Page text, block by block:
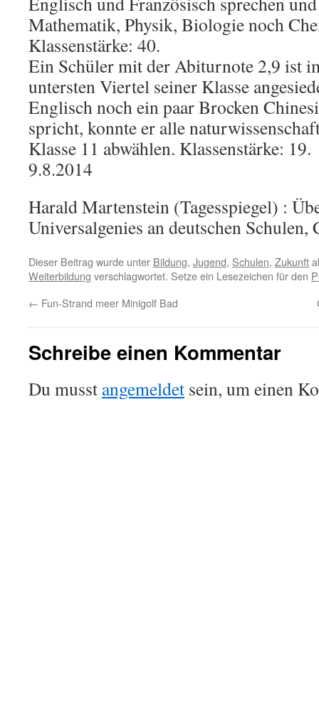
Mathematik, Physik, Biologie noch
Klassenstärke: 40.
Ein Schüler mit der Abiturnote 2,9 ist
untersten Viertel seiner Klasse
Englisch noch ein paar Brocken
spricht, konnte er alle
Klasse 11 abwählen. Klassenstärke: 19.
9.8.2014
Harald Martenstein (Tagesspiegel) :
Universalgenies an deutschen
Dieser Beitrag wurde unter Bildung, Jugend, Schulen, Zukunft
Weiterbildung verschlagwortet. Setze ein Lesezeichen für den
← Fun-Strand meer Minigolf Bad
Schreibe einen Kommentar
Du musst angemeldet sein, um einen